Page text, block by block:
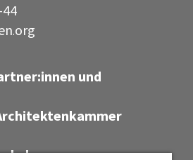
44
·org
und
der